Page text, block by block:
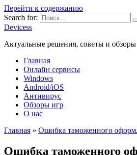
Перейти к содержанию
Search for:
Devicess
Актуальные решения, советы и обзоры
Главная
Онлайн сервисы
Windows
Android/iOS
Антивирус
Обзоры игр
О нас
Главная » Ошибка таможенного
Ошибка таможенного